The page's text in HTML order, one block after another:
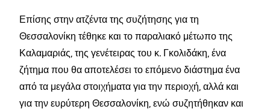
Επίσης στην ατζέντα της συζήτησης για τη
Θεσσαλονίκη τέθηκε και το παραλιακό μέτωπο της
Καλαμαριάς, της γενέτειρας του κ. Γκολιδάκη, ένα
ζήτημα που θα αποτελέσει το επόμενο διάστημα ένα
από τα μεγάλα στοιχήματα για την περιοχή, αλλά και
για την ευρύτερη Θεσσαλονίκη, ενώ συζητήθηκαν και